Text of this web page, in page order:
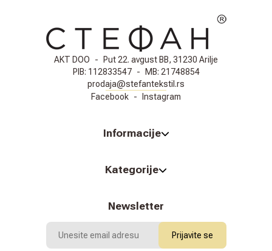
AKT DOO - Put 22. avgust BB, 31230 Arilje
PIB: 112833547 - MB: 21748854
prodaja@stefantekstil.rs
Facebook - Instagram
Informacije
Kategorije
Newsletter
Prijavite se